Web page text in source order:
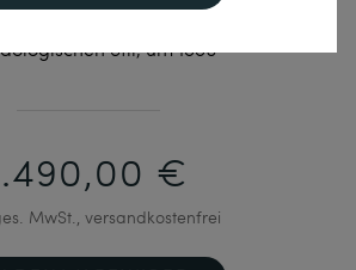
Stil, um 1880
€
MwSt., versandkostenfrei